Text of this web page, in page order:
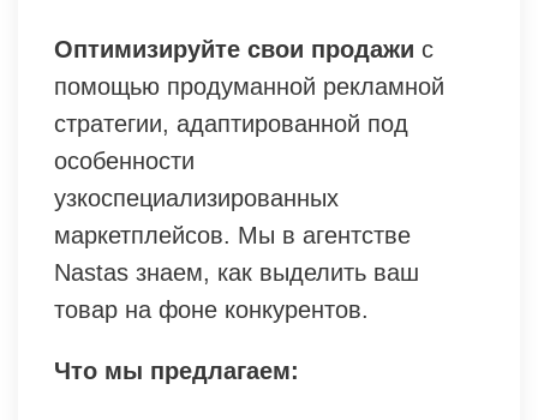
Оптимизируйте свои продажи с
помощью продуманной рекламной
стратегии, адаптированной под
особенности
узкоспециализированных
маркетплейсов. Мы в агентстве
Nastas знаем, как выделить ваш
товар на фоне конкурентов.
Что мы предлагаем: